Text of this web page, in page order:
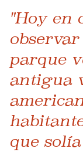
"Hoy en
parque
antigua
que